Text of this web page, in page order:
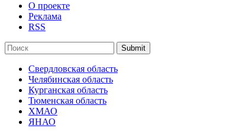
О проекте
Реклама
RSS
Submit
Свердловская область
Челябинская область
Курганская область
Тюменская область
ХМАО
ЯНАО